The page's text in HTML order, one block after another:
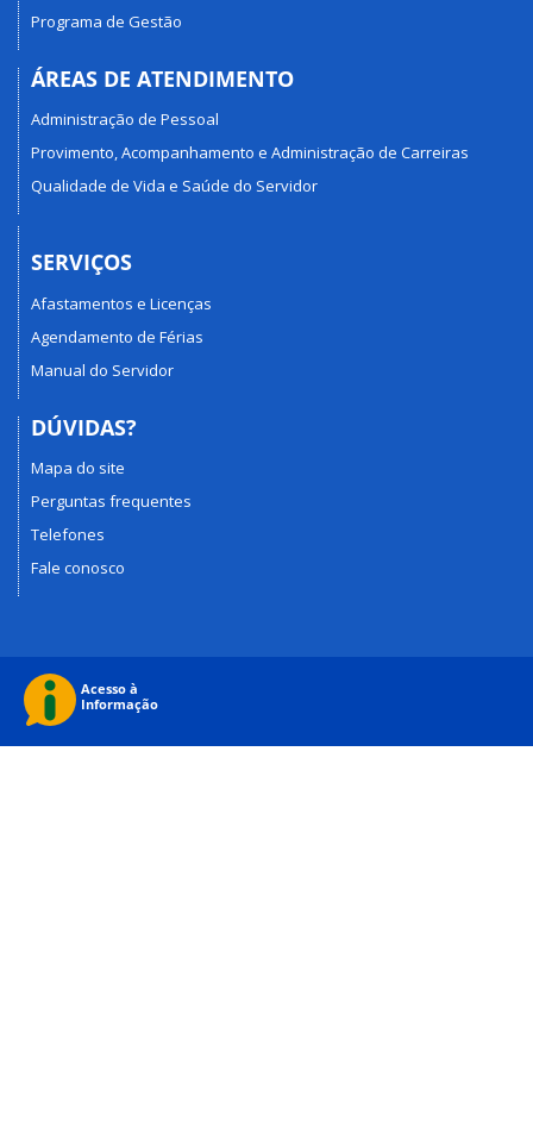
Programa de Gestão
ÁREAS DE ATENDIMENTO
Administração de Pessoal
Provimento, Acompanhamento e Administração de Carreiras
Qualidade de Vida e Saúde do Servidor
SERVIÇOS
Afastamentos e Licenças
Agendamento de Férias
Manual do Servidor
DÚVIDAS?
Mapa do site
Perguntas frequentes
Telefones
Fale conosco